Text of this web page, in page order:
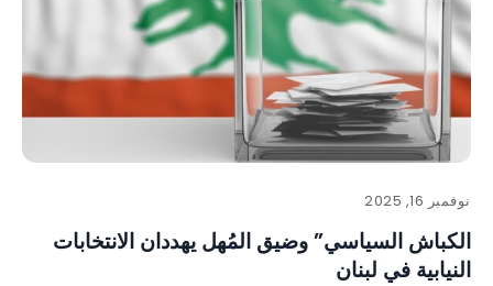
نوفمبر 16, 2025
الكباش السياسي” وضيق المُهل يهددان الانتخابات
النيابية في لبنان